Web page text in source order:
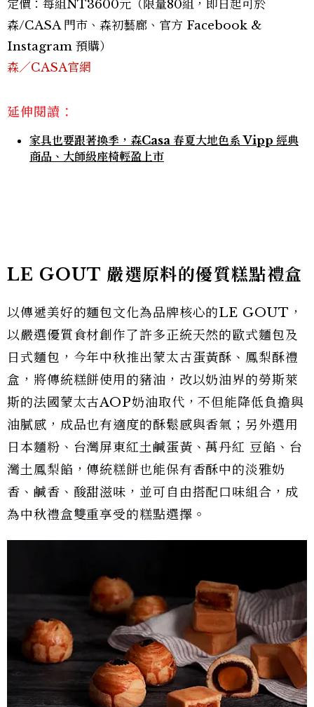
定價：每組NT3600元（限量80組，即日起可於
森/CASA 門市、森初藝廊、官方 Facebook &
Instagram 預購）
森／CASA官網
延伸閱讀：
家具也要跟著換季，森Casa 春夏大地色系 Vipp 經典
商品、大師級座椅輕盈上市
LE GOUT 嚴選原料的優質糕點禮盒
以傳遞美好的麵包文化為品牌核心的LE GOUT，
以嚴選優質食材創作了許多正統天然的歐式麵包及
日式麵包，今年中秋推出蒙太古蛋黃酥、鳳梨酥禮
盒，將傳統糕餅使用的豬油，改以奶油界的勞斯萊
斯的法國蒙太古AOP奶油取代，不但能降低負擔與
油膩感，成品也有適度的酥鬆感與香氣；另外選用
日本麵粉、台灣屏東紅土鹹蛋黃、萬丹紅 豆餡、台
灣土鳳梨餡，傳統糕餅也能保有香酥中的淡雅奶
香、鹹香、酸甜滋味，並可自由搭配口味組合，成
為中秋禮盒雙重享受的糕點選擇。